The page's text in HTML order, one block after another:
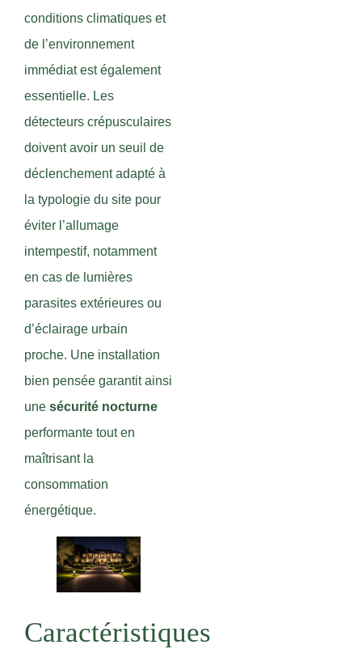
conditions climatiques et
de l’environnement
immédiat est également
essentielle. Les
détecteurs crépusculaires
doivent avoir un seuil de
déclenchement adapté à
la typologie du site pour
éviter l’allumage
intempestif, notamment
en cas de lumières
parasites extérieures ou
d’éclairage urbain
proche. Une installation
bien pensée garantit ainsi
une sécurité nocturne
performante tout en
maîtrisant la
consommation
énergétique.
Caractéristiques